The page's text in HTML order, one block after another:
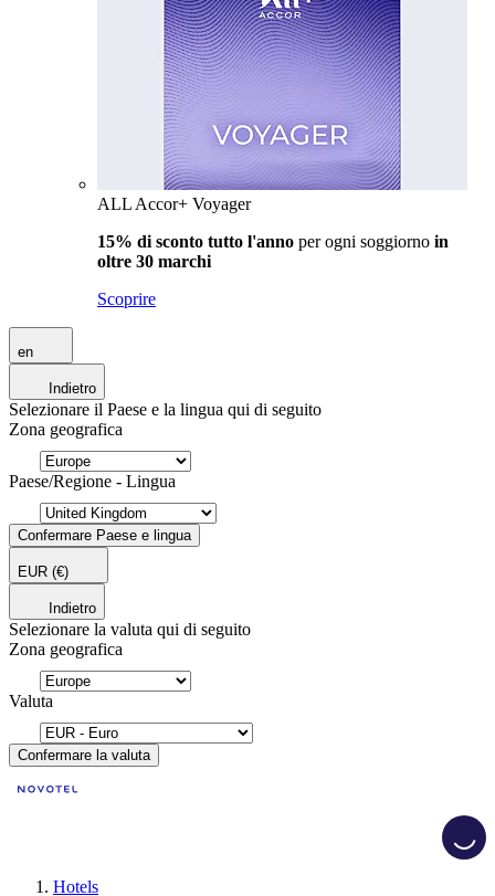
ALL Accor+ Voyager
15% di sconto tutto l'anno per ogni soggiorno in
oltre 30 marchi
Scoprire
en
Indietro
Selezionare il Paese e la lingua qui di seguito
Zona geografica
Paese/Regione - Lingua
Confermare Paese e lingua
EUR (€)
Indietro
Selezionare la valuta qui di seguito
Zona geografica
Valuta
Confermare la valuta
Hotels